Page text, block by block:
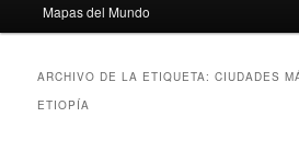
Mapas del Mundo
ARCHIVO DE LA ETIQUETA:CIUDADES
ETIOPÍA